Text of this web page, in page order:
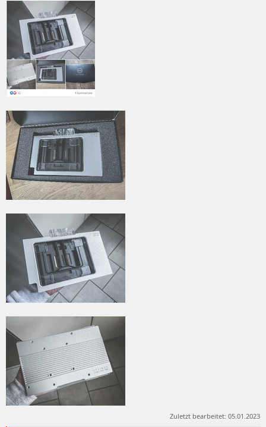
Zuletzt bearbeitet: 05.01.2023